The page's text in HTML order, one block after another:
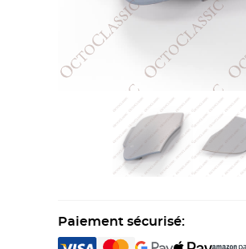
Paiement sécurisé: